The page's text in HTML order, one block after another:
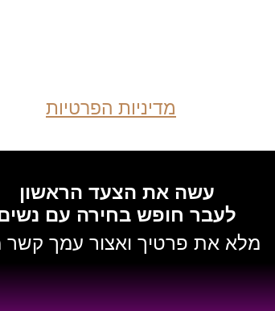
מדיניות הפרטיות
עשה את הצעד הראשון
לעבר חופש בחירה עם
מלא את פרטיך ואצור עמך קשר